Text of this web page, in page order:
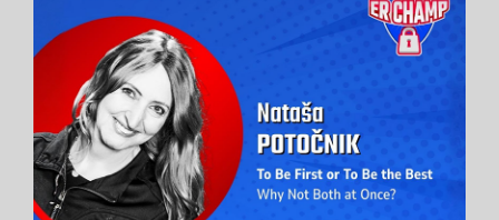
Image